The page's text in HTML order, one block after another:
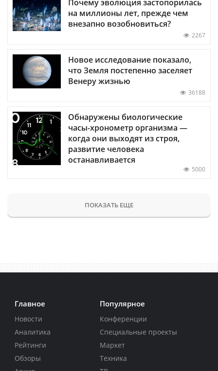
Почему эволюция застопорилась
на миллионы лет, прежде чем
внезапно возобновиться?
2267
Новое исследование показало,
что Земля постепенно заселяет
Венеру жизнью
36188
Обнаружены биологические
часы-хронометр организма —
когда они выходят из строя,
развитие человека
останавливается
5000
ПОКАЗАТЬ ЕЩЕ
Главное
Новости
Аналитика
Рейтинги
Обзоры
Популярное
Конференции
Специальные проекты
Маркет
Техника